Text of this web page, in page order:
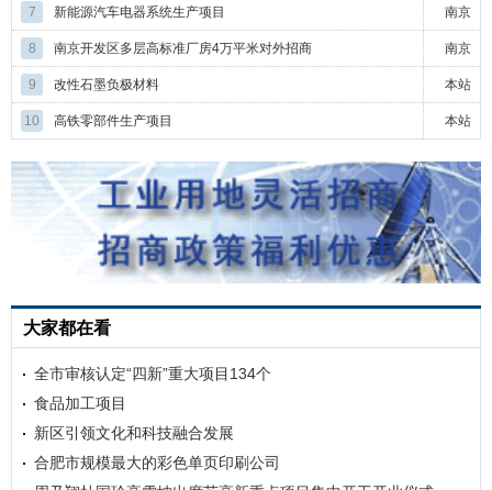
7 南京
新能源汽车电器系统生产项目
8 南京
南京开发区多层高标准厂房4万平米对外招商
9 本站
改性石墨负极材料
10 本站
高铁零部件生产项目
大家都在看
全市审核认定“四新”重大项目134个
食品加工项目
新区引领文化和科技融合发展
合肥市规模最大的彩色单页印刷公司